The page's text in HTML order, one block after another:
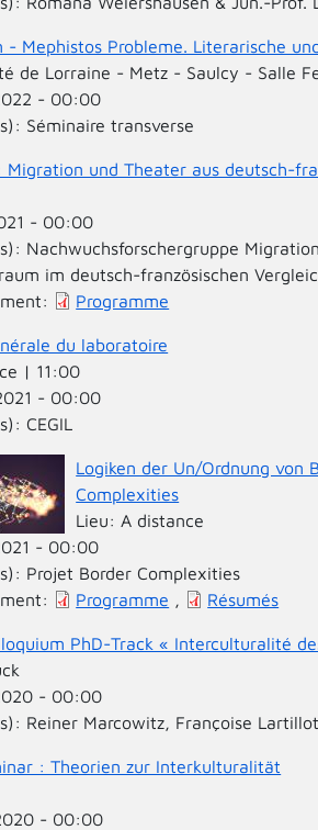
- Mephistos Probleme. Literarische
de Lorraine - Metz - Saulcy - Salle
- 00:00
Séminaire transverse
Migration und Theater aus deutsch-
- 00:00
Nachwuchsforschergruppe
im deutsch-französischen
Programme
du laboratoire
| 11:00
- 00:00
CEGIL
Logiken der Un/Ordnung von
Complexities
Lieu: A distance
- 00:00
Projet Border Complexities
Programme , Résumés
PhD-Track « Interculturalité
- 00:00
Reiner Marcowitz, Françoise Lartillot
: Theorien zur Interkulturalität
- 00:00